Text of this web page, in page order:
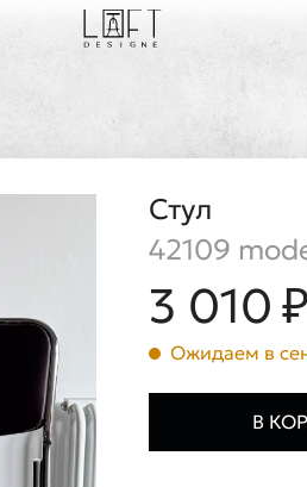
Стул
42109
3 010 ₽
Ожидаем в
В